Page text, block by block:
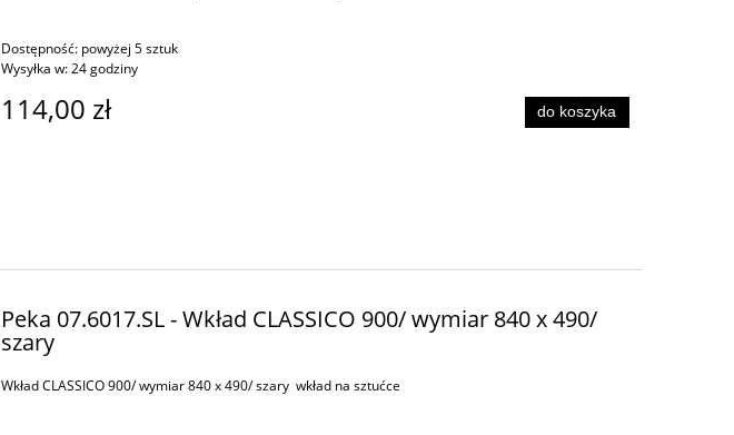
Dostępność: powyżej 5 sztuk
Wysyłka w:24 godziny
114,00 zł do koszyka
Peka 07.6017.SL - Wkład CLASSICO 900/ wymiar 840 x 490/
szary
Wkład CLASSICO 900/ wymiar 840 x 490/ szary wkład na sztućce